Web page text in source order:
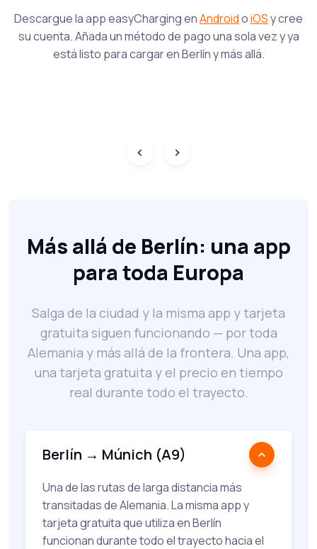
Descargue la app easyCharging enAndroidoiOSy cree
su cuenta. Añada un método de pago una sola vez y ya
está listo para cargar en Berlín y más allá.
Más allá de Berlín: una app
para toda Europa
Salga de la ciudad y la misma app y tarjeta
gratuita siguen funcionando — por toda
Alemania y más allá de la frontera. Una app,
una tarjeta gratuita y el precio en tiempo
real durante todo el trayecto.
Berlín → Múnich (A9)
Una de las rutas de larga distancia más
transitadas de Alemania. La misma app y
tarjeta gratuita que utiliza en Berlín
funcionan durante todo el trayecto hacia el